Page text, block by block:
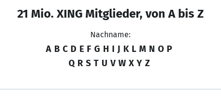
21 Mio. XING Mitglieder, von A bis Z
Nachname:
A B C D E F G H I J K L M N O P
Q R S T U V W X Y Z